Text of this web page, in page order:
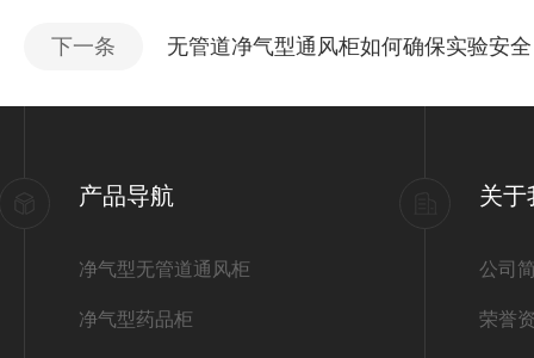
下一条 无管道净气型通风柜如何确保实验安
产品导航
净气型无管道通风柜
净气型药品柜
关于
公司
荣誉